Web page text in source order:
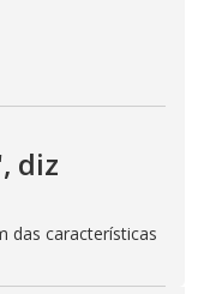
diz
das características